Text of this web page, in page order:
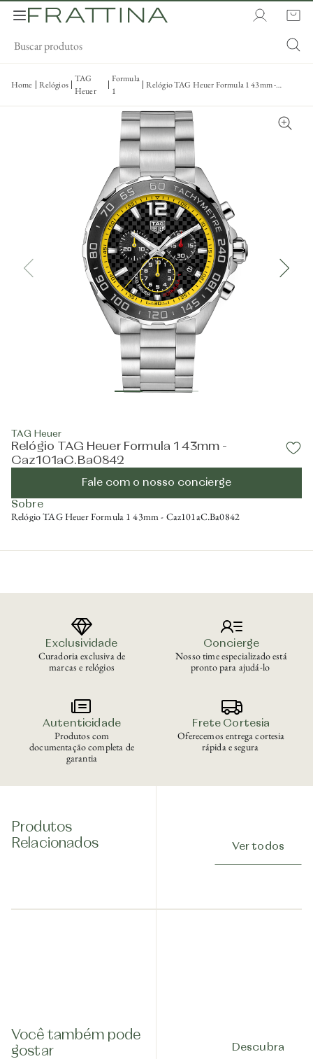
Home Relógios
TAG
Heuer
Formula
1
Relógio TAG Heuer Formula 1 43mm -
TAG Heuer
Relógio TAG Heuer Formula 1 43mm -
Caz101aC.Ba0842
Fale com o nosso concierge
Sobre
Relógio TAG Heuer Formula 1 43mm - Caz101aC.Ba0842
Exclusividade
Curadoria exclusiva de
marcas e relógios
Concierge
Nosso time especializado está
pronto para ajudá-lo
Autenticidade
Produtos com
documentação completa de
garantia
Frete Cortesia
Oferecemos entrega cortesia
rápida e segura
Produtos
Relacionados
Ver todos
Você também pode
gostar
Descubra